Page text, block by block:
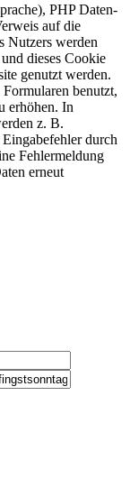
PHP Daten-
auf die
Nutzers werden
dieses Cookie
genutzt werden.
benutzt,
erhöhen. In
z. B.
durch
Fehlermeldung
erneut